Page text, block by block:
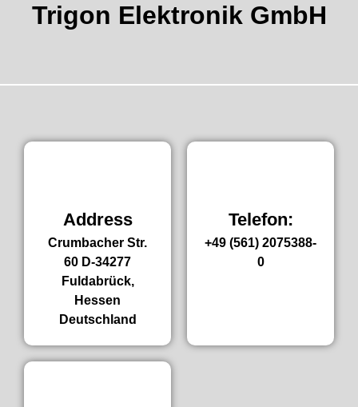
Trigon Elektronik GmbH
Address
Crumbacher Str.
60 D-34277
Fuldabrück,
Hessen
Deutschland
Telefon:
+49 (561) 2075388-
0